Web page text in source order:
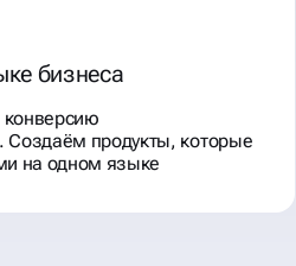
бизнеса
Создаём продукты, которые
на одном языке